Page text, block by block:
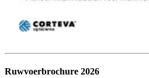
Ruwvoerbrochure 2026